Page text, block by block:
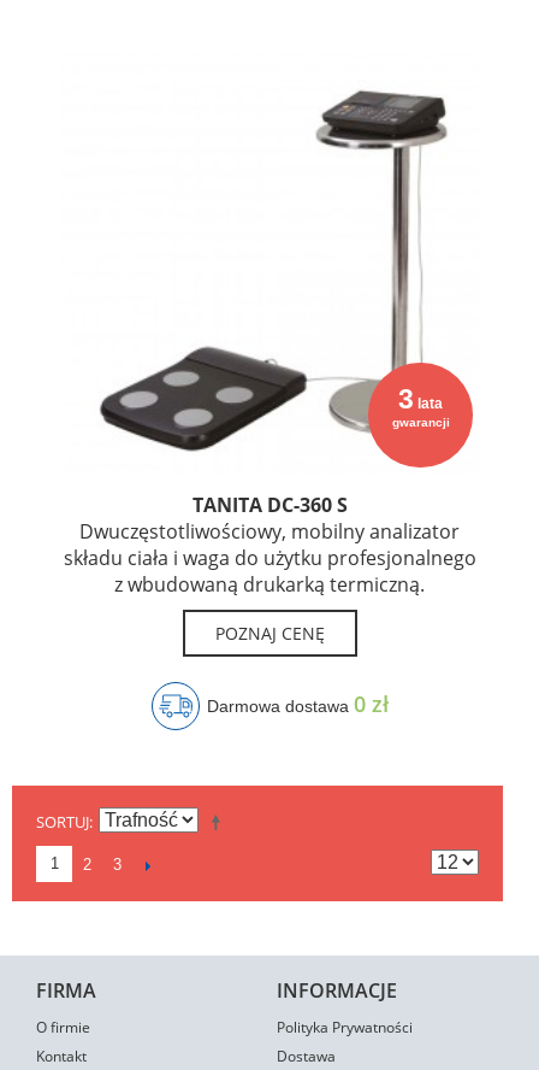
3 lata
gwarancji
TANITA DC-360 S
Dwuczęstotliwościowy, mobilny analizator
składu ciała i waga do użytku profesjonalnego
z wbudowaną drukarką termiczną.
POZNAJ CENĘ
Darmowa dostawa 0 zł
SORTUJ
1 2 3
FIRMA
O firmie
Kontakt
INFORMACJE
Polityka Prywatności
Dostawa